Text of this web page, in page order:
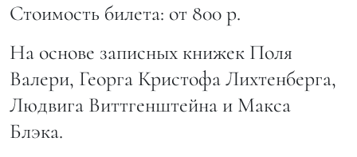
Стоимость билета: от 800 р.
На основе записных книжек Поля
Валери, Георга Кристофа Лихтенберга,
Людвига Виттгенштейна и Макса
Блэка.